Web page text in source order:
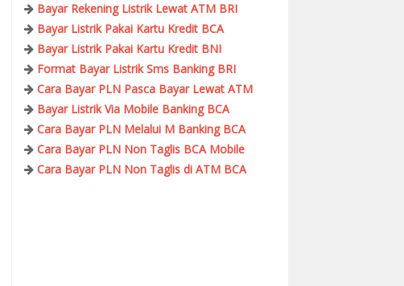
Bayar Rekening Listrik Lewat ATM BRI
Bayar Listrik Pakai Kartu Kredit BCA
Bayar Listrik Pakai Kartu Kredit BNI
Format Bayar Listrik Sms Banking BRI
Cara Bayar PLN Pasca Bayar Lewat ATM
Bayar Listrik Via Mobile Banking BCA
Cara Bayar PLN Melalui M Banking BCA
Cara Bayar PLN Non Taglis BCA Mobile
Cara Bayar PLN Non Taglis di ATM BCA